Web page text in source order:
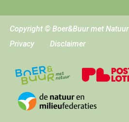
Copyright © Boer&Buur met Natuur
Privacy
Disclaimer